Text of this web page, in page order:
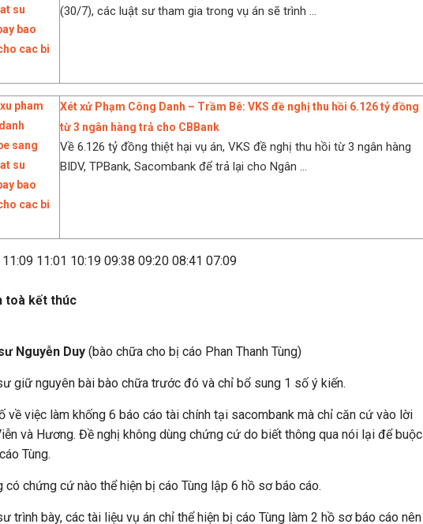
(30/7), các luật sư tham gia trong vụ án sẽ trình ...
Xét xử Phạm Công Danh – Trầm Bê: VKS đề nghị thu hồi 6.126 tỷ đồng
từ 3 ngân hàng trả cho CBBank
Về 6.126 tỷ đồng thiệt hại vụ án, VKS đề nghị thu hồi từ 3 ngân hàng
BIDV, TPBank, Sacombank để trả lại cho Ngân ...
11:09 11:01 10:19 09:38 09:20 08:41 07:09
toà kết thúc
Nguyễn Duy (bào chữa cho bị cáo Phan Thanh Tùng)
giữ nguyên bài bào chữa trước đó và chỉ bổ sung 1 số ý kiến.
về việc làm khống 6 báo cáo tài chính tại sacombank mà chỉ căn cứ vào lời
và Hương. Đề nghị không dùng chứng cứ do biết thông qua nói lại để buộc
Tùng.
có chứng cứ nào thể hiện bị cáo Tùng lập 6 hồ sơ báo cáo.
trình bày, các tài liệu vụ án chỉ thể hiện bị cáo Tùng làm 2 hồ sơ báo cáo nên